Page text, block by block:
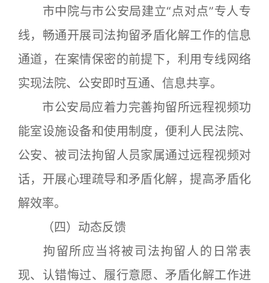
市中院与市公安局建立“点对点”专人专
线，畅通开展司法拘留矛盾化解工作的信息
通道，在案情保密的前提下，利用专线网络
实现法院、公安即时互通、信息共享。
市公安局应着力完善拘留所远程视频功
能室设施设备和使用制度，便利人民法院、
公安、被司法拘留人员家属通过远程视频对
话，开展心理疏导和矛盾化解，提高矛盾化
解效率。
（四）动态反馈
拘留所应当将被司法拘留人的日常表
现、认错悔过、履行意愿、矛盾化解工作进